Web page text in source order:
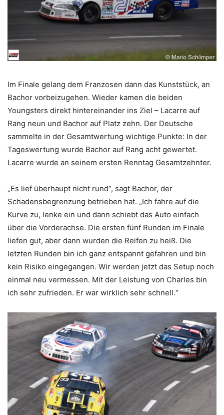
Im Finale gelang dem Franzosen dann das Kunststück, an
Bachor vorbeizugehen. Wieder kamen die beiden
Youngsters direkt hintereinander ins Ziel – Lacarre auf
Rang neun und Bachor auf Platz zehn. Der Deutsche
sammelte in der Gesamtwertung wichtige Punkte: In der
Tageswertung wurde Bachor auf Rang acht gewertet.
Lacarre wurde an seinem ersten Renntag Gesamtzehnter.
„Es lief überhaupt nicht rund“, sagt Bachor, der
Schadensbegrenzung betrieben hat. „Ich fahre auf die
Kurve zu, lenke ein und dann schiebt das Auto einfach
über die Vorderachse. Die ersten fünf Runden im Finale
liefen gut, aber dann wurden die Reifen zu heiß. Die
letzten Runden bin ich ganz entspannt gefahren und bin
kein Risiko eingegangen. Wir werden jetzt das Setup noch
einmal neu vermessen. Mit der Leistung von Charles bin
ich sehr zufrieden. Er war wirklich sehr schnell.“